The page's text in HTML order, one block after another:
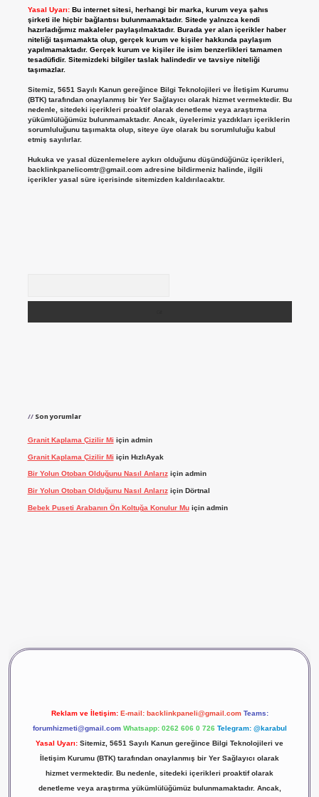
Yasal Uyarı: Bu internet sitesi, herhangi bir marka, kurum veya şahıs
şirketi ile hiçbir bağlantısı bulunmamaktadır. Sitede yalnızca kendi
hazırladığımız makaleler paylaşılmaktadır. Burada yer alan içerikler haber
niteliği taşımamakta olup, gerçek kurum ve kişiler hakkında paylaşım
yapılmamaktadır. Gerçek kurum ve kişiler ile isim benzerlikleri tamamen
tesadüfidir. Sitemizdeki bilgiler taslak halindedir ve tavsiye niteliği
taşımazlar.
Sitemiz, 5651 Sayılı Kanun gereğince Bilgi Teknolojileri ve İletişim Kurumu
(BTK) tarafından onaylanmış bir Yer Sağlayıcı olarak hizmet vermektedir. Bu
nedenle, sitedeki içerikleri proaktif olarak denetleme veya araştırma
yükümlülüğümüz bulunmamaktadır. Ancak, üyelerimiz yazdıkları içeriklerin
sorumluluğunu taşımakta olup, siteye üye olarak bu sorumluluğu kabul
etmiş sayılırlar.
Hukuka ve yasal düzenlemelere aykırı olduğunu düşündüğünüz içerikleri,
backlinkpanelicomtr@gmail.comadresine bildirmeniz halinde, ilgili
içerikler yasal süre içerisinde sitemizden kaldırılacaktır.
Son yorumlar
Granit Kaplama Çizilir Mi için admin
Granit Kaplama Çizilir Mi için HızlıAyak
Bir Yolun Otoban Olduğunu Nasıl Anlarıziçin admin
Bir Yolun Otoban Olduğunu Nasıl Anlarıziçin Dörtnal
Bebek Puseti Arabanın Ön Koltuğa Konulur Muiçin admin
Reklam ve İletişim: E-mail: backlinkpaneli@gmail.com Teams:
forumhizmeti@gmail.com Whatsapp: 0262 606 0 726 Telegram: @karabul
Yasal Uyarı: Sitemiz, 5651 Sayılı Kanun gereğince Bilgi Teknolojileri ve
İletişim Kurumu (BTK) tarafından onaylanmış bir Yer Sağlayıcı olarak
hizmet vermektedir. Bu nedenle, sitedeki içerikleri proaktif olarak
denetleme veya araştırma yükümlülüğümüz bulunmamaktadır. Ancak,